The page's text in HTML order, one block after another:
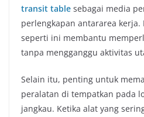
transit table sebagai media
perlengkapan antararea kerja.
seperti ini membantu
tanpa mengganggu aktivitas
Selain itu, penting untuk
peralatan di tempatkan pada
jangkau. Ketika alat yang